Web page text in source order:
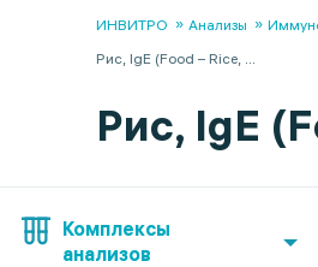
ИНВИТРО Анализы
Рис, IgE (Food – Rice, ...
Рис, IgE
Комплексы
анализов